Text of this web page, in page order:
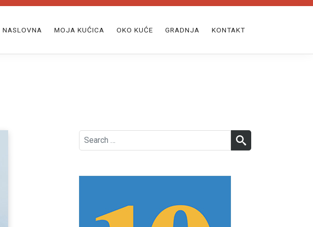
NASLOVNA MOJA KUĆICA OKO KUĆE GRADNJA KONTAKT
Search
for: